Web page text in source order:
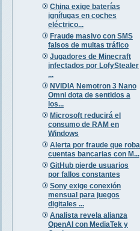
China exige baterías
ignífugas en coches
eléctrico...
Fraude masivo con SMS
falsos de multas tráfico
Jugadores de Minecraft
infectados por LofyStealer
...
NVIDIA Nemotron 3 Nano
Omni dota de sentidos a
los...
Microsoft reducirá el
consumo de RAM en
Windows
Alerta por fraude que roba
cuentas bancarias con M...
GitHub pierde usuarios
por fallos constantes
Sony exige conexión
mensual para juegos
digitales ...
Analista revela alianza
OpenAI con MediaTek y